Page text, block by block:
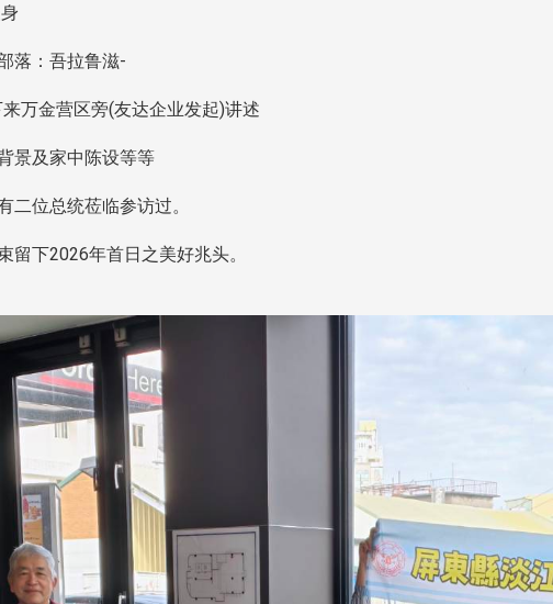
落：吾拉鲁滋-
万金营区旁(友达企业发起)讲述
景及家中陈设等等
二位总统莅临参访过。
留下2026年首日之美好兆头。